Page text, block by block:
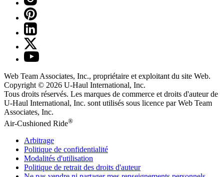
Web Team Associates, Inc., propriétaire et exploitant du site Web.
Copyright © 2026 U-Haul International, Inc.
Tous droits réservés. Les marques de commerce et droits d'auteur de
U-Haul International, Inc. sont utilisés sous licence par Web Team
Associates, Inc.
Air-Cushioned Ride®
Arbitrage
Politique de confidentialité
Modalités d'utilisation
Politique de retrait des droits d'auteur